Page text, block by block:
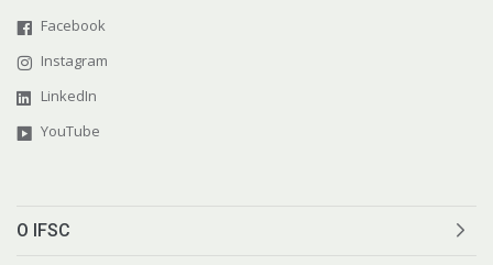
Facebook
Instagram
LinkedIn
YouTube
O IFSC